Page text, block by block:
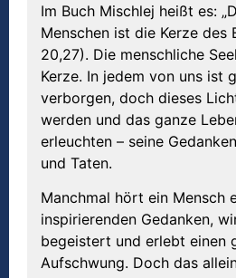
Im Buch Mischlej heißt es:
Menschen ist die Kerze des
20,27). Die menschliche
Kerze. In jedem von uns ist
verborgen, doch dieses
werden und das ganze
erleuchten – seine
und Taten.
Manchmal hört ein Mensch
inspirierenden Gedanken,
begeistert und erlebt einen
Aufschwung. Doch das